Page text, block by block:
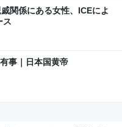
関係にある女性、ICEによ
ス
事｜日本国黄帝